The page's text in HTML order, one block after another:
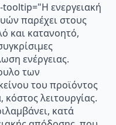
ενεργειακή
παρέχει στους
και κατανοητό,
ενέργειας.
των
του προϊόντος
κόστος λειτουργίας.
κατά